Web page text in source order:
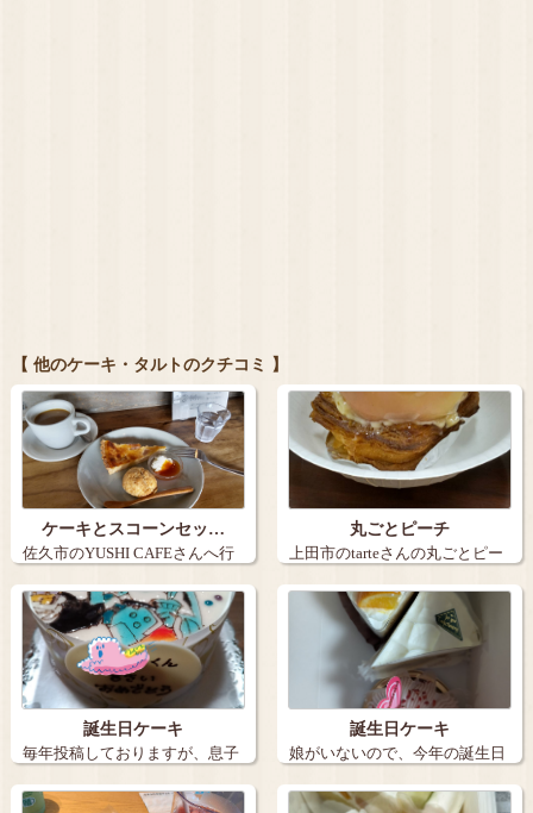
【 他のケーキ・タルトのクチコミ 】
ケーキとスコーンセッ…
佐久市のYUSHI CAFEさんへ行
きま…
丸ごとピーチ
上田市のtarteさんの丸ごとピー
チ。９…
誕生日ケーキ
毎年投稿しておりますが、息子
の誕生日ケー…
誕生日ケーキ
娘がいないので、今年の誕生日
ケーキは３個…